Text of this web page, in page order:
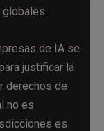
de IA se
justificar la
derechos de
no es
es